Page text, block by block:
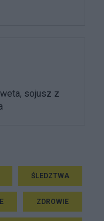
sojusz z
ŚLEDZTWA
ZDROWIE